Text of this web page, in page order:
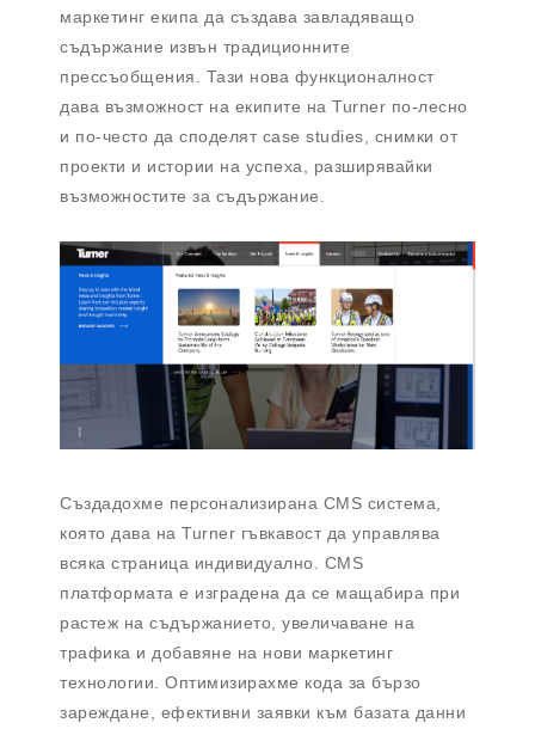
маркетинг екипа да създава завладяващо
съдържание извън традиционните
прессъобщения. Тази нова функционалност
дава възможност на екипите на Turner по-лесно
и по-често да споделят case studies, снимки от
проекти и истории на успеха, разширявайки
възможностите за съдържание.
Създадохме персонализирана CMS система,
която дава на Turner гъвкавост да управлява
всяка страница индивидуално. CMS
платформата е изградена да се мащабира при
растеж на съдържанието, увеличаване на
трафика и добавяне на нови маркетинг
технологии. Оптимизирахме кода за бързо
зареждане, ефективни заявки към базата данни